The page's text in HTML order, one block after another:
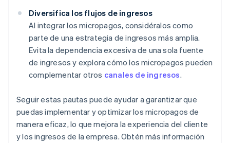
Diversifica los flujos de ingresos
Al integrar los micropagos, considéralos como
parte de una estrategia de ingresos más amplia.
Evita la dependencia excesiva de una sola fuente
de ingresos y explora cómo los micropagos pueden
complementar otros canales de ingresos.
Seguir estas pautas puede ayudar a garantizar que
puedas implementar y optimizar los micropagos de
manera eficaz, lo que mejora la experiencia del cliente
y los ingresos de la empresa. Obtén más información